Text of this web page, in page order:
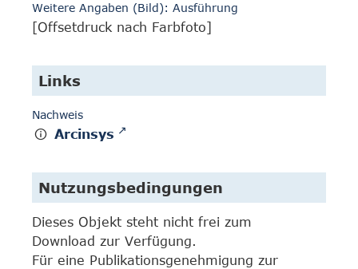
Weitere Angaben (Bild): Ausführung
[Offsetdruck nach Farbfoto]
Links
Nachweis
Arcinsys
Nutzungsbedingungen
Dieses Objekt steht nicht frei zum
Download zur Verfügung.
Für eine Publikationsgenehmigung zur